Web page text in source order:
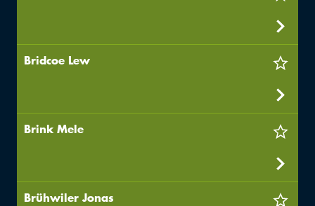
Bridcoe Lew
Brink Mele
Brühwiler Jonas